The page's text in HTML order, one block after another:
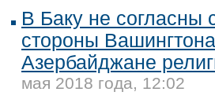
В Баку не согласны
стороны
Азербайджане
мая 2018 года, 12:02